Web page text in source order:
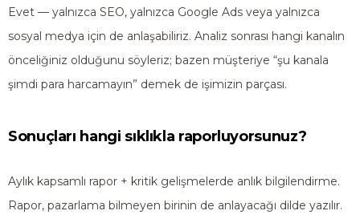
Evet — yalnızca SEO, yalnızca Google Ads veya yalnızca
sosyal medya için de anlaşabiliriz. Analiz sonrası hangi kanalın
önceliğiniz olduğunu söyleriz; bazen müşteriye “şu kanala
şimdi para harcamayın” demek de işimizin parçası.
Sonuçları hangi sıklıkla raporluyorsunuz?
Aylık kapsamlı rapor + kritik gelişmelerde anlık bilgilendirme.
Rapor, pazarlama bilmeyen birinin de anlayacağı dilde yazılır.